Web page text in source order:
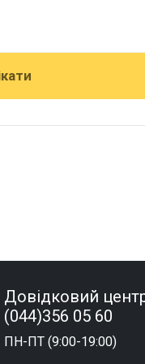
Довідковий
(044)356 05 60
ПН-ПТ (9:00-19:00)